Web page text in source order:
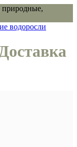
природные,
водоросли